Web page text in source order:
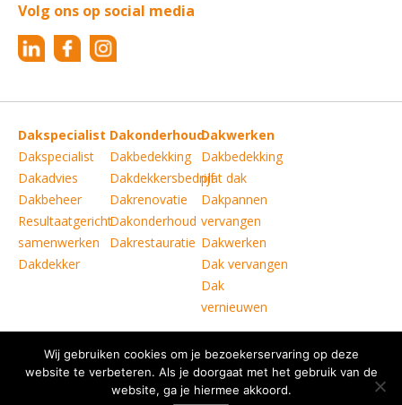
Volg ons op social media
Dakspecialist
Dakspecialist
Dakadvies
Dakbeheer
Resultaatgericht
samenwerken
Dakdekker
Dakonderhoud
Dakbedekking
Dakdekkersbedrijf
Dakrenovatie
Dakonderhoud
Dakrestauratie
Dakwerken
Dakbedekking
plat dak
Dakpannen
vervangen
Dakwerken
Dak vervangen
Dak
vernieuwen
Copyright © Verkoelen Dakspecialisten Weert B.V.
|
Disclaimer
| Copyright | Privacy statement
Wij gebruiken cookies om je bezoekerservaring op deze
website te verbeteren. Als je doorgaat met het gebruik van de
website, ga je hiermee akkoord.